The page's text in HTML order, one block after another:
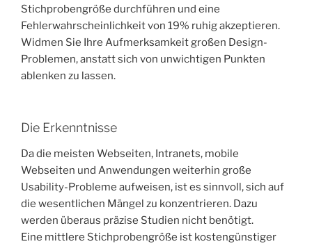
Stichprobengröße durchführen und eine
Fehlerwahrscheinlichkeit von 19% ruhig akzeptieren.
Widmen Sie Ihre Aufmerksamkeit großen Design-
Problemen, anstatt sich von unwichtigen Punkten
ablenken zu lassen.
Die Erkenntnisse
Da die meisten Webseiten, Intranets, mobile
Webseiten und Anwendungen weiterhin große
Usability-Probleme aufweisen, ist es sinnvoll, sich auf
die wesentlichen Mängel zu konzentrieren. Dazu
werden überaus präzise Studien nicht benötigt.
Eine mittlere Stichprobengröße ist kostengünstiger